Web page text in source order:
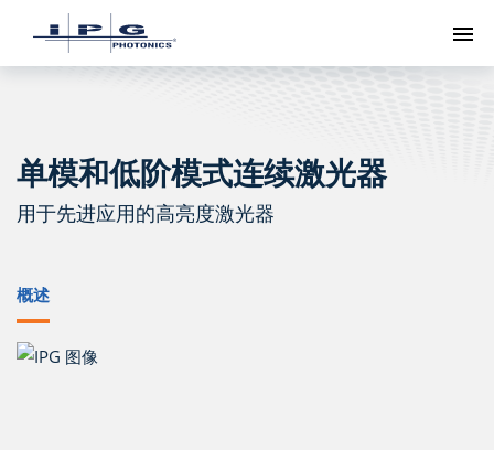
切
单模和低阶模式连续激光器
用于先进应用的高亮度激光器
概述